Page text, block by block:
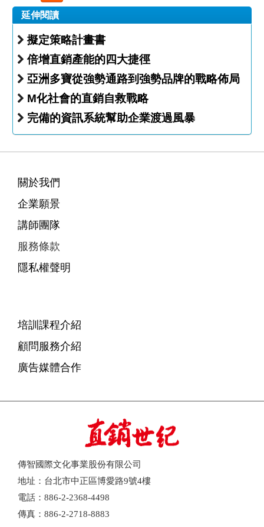
延伸閱讀
擬定策略計畫書
倍增直銷產能的四大捷徑
亞洲多寶從強勢通路到強勢品牌的戰略佈局
M化社會的直銷自救戰略
完備的資訊系統幫助企業渡過風暴
關於我們
企業願景
講師團隊
服務條款
隱私權聲明
培訓課程介紹
顧問服務介紹
廣告媒體合作
傳智國際文化事業股份有限公司
地址：台北市中正區博愛路9號4樓
電話：886-2-2368-4498
傳真：886-2-2718-8883